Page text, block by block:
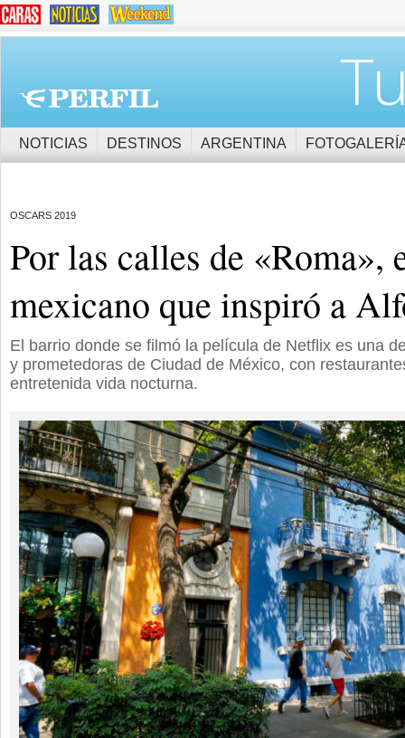
NOTICIAS DESTINOS ARGENTINA
OSCARS 2019
Por las calles de «Roma»,
mexicano que inspiró a
El barrio donde se filmó la película de Netflix es una
y prometedoras de Ciudad de México, con
entretenida vida nocturna.